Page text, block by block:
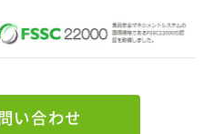
い合わせ